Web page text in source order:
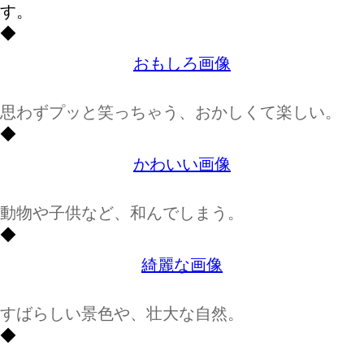
す。
◆
おもしろ画像
思わずプッと笑っちゃう、おかしくて楽しい。
◆
かわいい画像
動物や子供など、和んでしまう。
◆
綺麗な画像
すばらしい景色や、壮大な自然。
◆